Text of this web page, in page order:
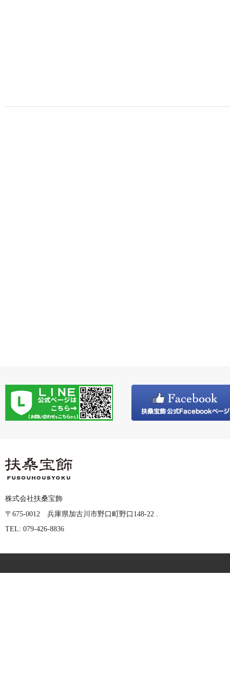
株式会社扶桑宝飾
〒675-0012 兵庫県加古川市野口町野口148-22 .
TEL: 079-426-8836